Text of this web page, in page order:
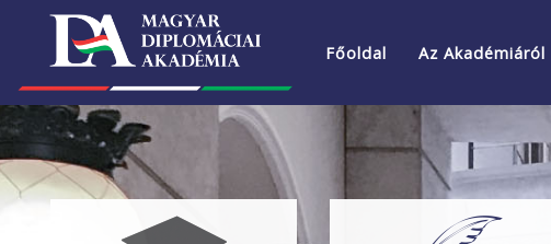
Főoldal Az Akadémiáról